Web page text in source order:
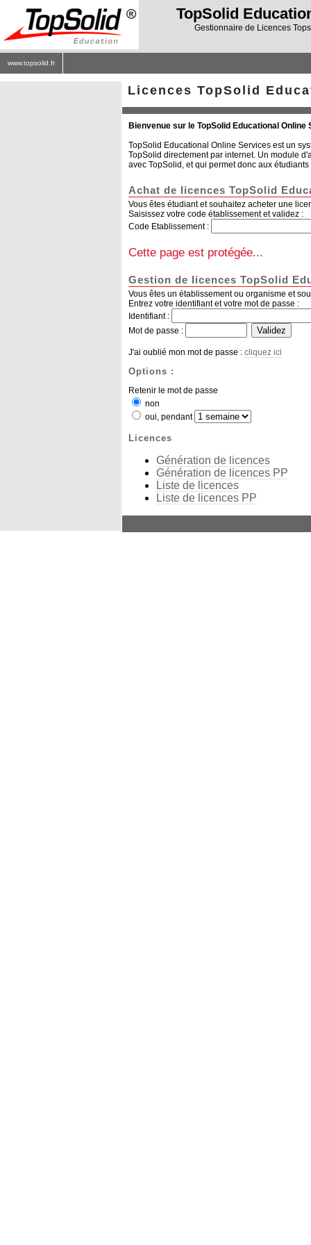
TopSolid
Gestionnaire de Licences
www.topsolid.fr
Licences TopSolid
Bienvenue sur le TopSolid Educational Online
TopSolid Educational Online Services est un
TopSolid directement par internet. Un module
avec TopSolid, et qui permet donc aux
Achat de licences TopSolid
Vous êtes étudiant et souhaitez acheter une
Saisissez votre code établissement et validez :
Code Etablissement :
Cette page est protégée...
Gestion de licences TopSolid
Vous êtes un établissement ou organisme et
Entrez votre identifiant et votre mot de passe :
Identifiant :
Mot de passe :
J'ai oublié mon mot de passe : cliquez ici
Options :
Retenir le mot de passe
non
oui, pendant
Licences
Génération de licences
Génération de licences PP
Liste de licences
Liste de licences PP